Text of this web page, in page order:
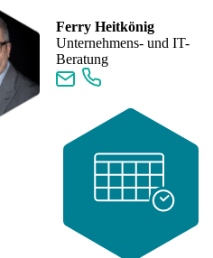
Ferry Heitkönig
Unternehmens- und IT-
Beratung